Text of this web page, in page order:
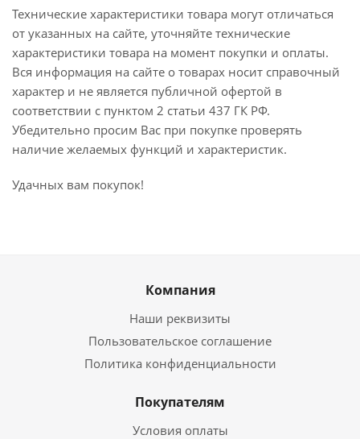
Технические характеристики товара могут отличаться
от указанных на сайте, уточняйте технические
характеристики товара на момент покупки и оплаты.
Вся информация на сайте о товарах носит справочный
характер и не является публичной офертой в
соответствии с пунктом 2 статьи 437 ГК РФ.
Убедительно просим Вас при покупке проверять
наличие желаемых функций и характеристик.
Удачных вам покупок!
Компания
Наши реквизиты
Пользовательское соглашение
Политика конфиденциальности
Покупателям
Условия оплаты